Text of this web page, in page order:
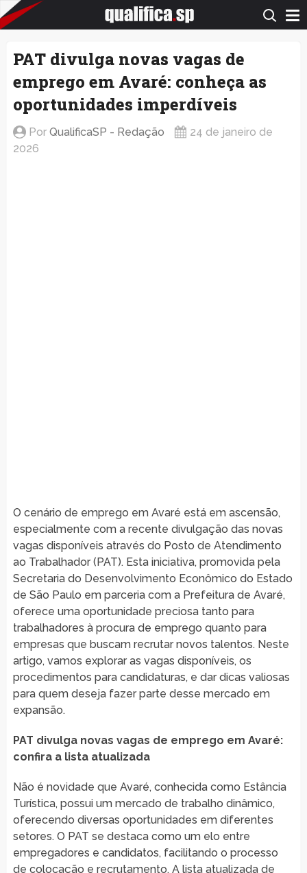
QualificaSP.com
PAT divulga novas vagas de
emprego em Avaré: conheça as
oportunidades imperdíveis
Por QualificaSP - Redação
24 de janeiro de
2026
O cenário de emprego em Avaré está em ascensão,
especialmente com a recente divulgação das novas
vagas disponíveis através do Posto de Atendimento
ao Trabalhador (PAT). Esta iniciativa, promovida pela
Secretaria do Desenvolvimento Econômico do Estado
de São Paulo em parceria com a Prefeitura de Avaré,
oferece uma oportunidade preciosa tanto para
trabalhadores à procura de emprego quanto para
empresas que buscam recrutar novos talentos. Neste
artigo, vamos explorar as vagas disponíveis, os
procedimentos para candidaturas, e dar dicas valiosas
para quem deseja fazer parte desse mercado em
expansão.
PAT divulga novas vagas de emprego em Avaré:
confira a lista atualizada
Não é novidade que Avaré, conhecida como Estância
Turística, possui um mercado de trabalho dinâmico,
oferecendo diversas oportunidades em diferentes
setores. O PAT se destaca como um elo entre
empregadores e candidatos, facilitando o processo
de colocação e recrutamento. A lista atualizada de